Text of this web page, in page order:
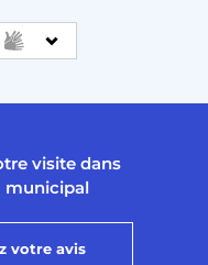
visite dans
municipal
votre avis